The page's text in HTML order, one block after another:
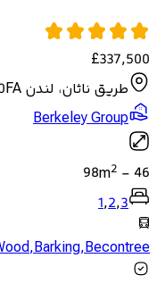
£337,500
طريق ناثان، لندن SE28 0FA
Berkeley Group
46
-
98m2
1,2,3
,Barking,Becontree